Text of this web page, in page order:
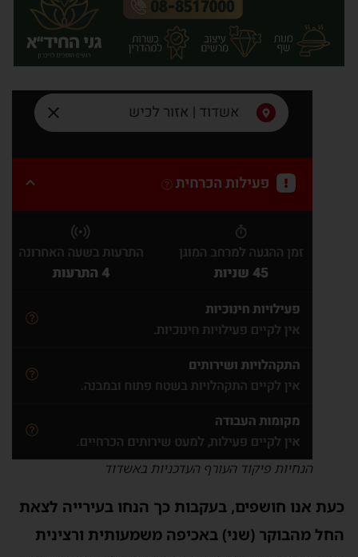
הנחיות פיקוד העורף העדכניות באשדוד
כעת אנו חושפים, בעקבות כך הנחו בעירייה לצאת
החל מהבוקר (שני) באכיפה משמעותית ורצינית